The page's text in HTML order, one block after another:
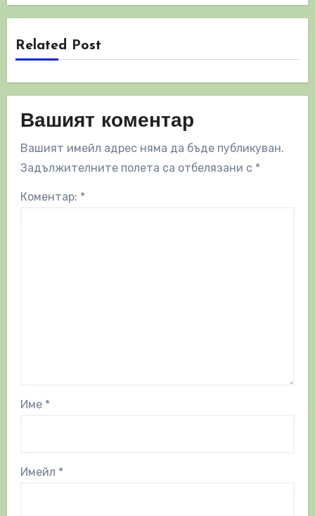
Related Post
Вашият коментар
Вашият имейл адрес няма да бъде публикуван.
Задължителните полета са отбелязани с *
Коментар: *
Име *
Имейл *